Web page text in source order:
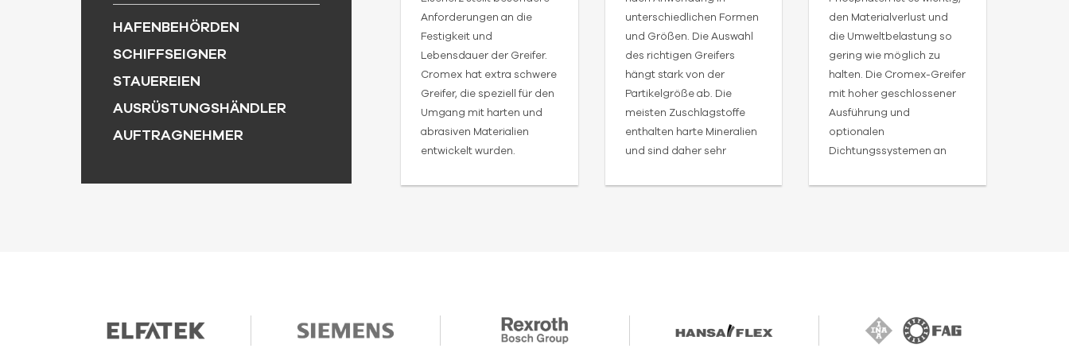
HAFENBEHÖRDEN
SCHIFFSEIGNER
STAUEREIEN
AUSRÜSTUNGSHÄNDLER
AUFTRAGNEHMER
Schrott in allen Größen
und Formen vorkommt
bietet extrem starke
Koksgreifer bieten hohe
sind hochgeschlossene
Modelle zum
Anforderungen an die
Festigkeit und
Lebensdauer der Greifer.
Cromex hat extra schwere
Greifer, die speziell für den
Umgang mit harten und
abrasiven Materialien
entwickelt wurden.
unterschiedlichen Formen
und Größen. Die Auswahl
des richtigen Greifers
hängt stark von der
Partikelgröße ab. Die
meisten Zuschlagstoffe
enthalten harte Mineralien
und sind daher sehr
Verschleiß der Schalen
den Materialverlust und
die Umweltbelastung so
gering wie möglich zu
halten. Die Cromex-Greifer
mit hoher geschlossener
Ausführung und
optionalen
Dichtungssystemen an
Lösung.